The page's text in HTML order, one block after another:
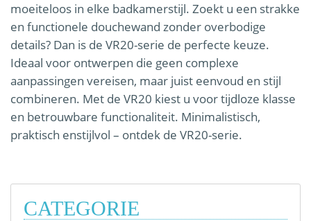
moeiteloos in elke badkamerstijl. Zoekt u een strakke
en functionele douchewand zonder overbodige
details? Dan is de VR20-serie de perfecte keuze.
Ideaal voor ontwerpen die geen complexe
aanpassingen vereisen, maar juist eenvoud en stijl
combineren. Met de VR20 kiest u voor tijdloze klasse
en betrouwbare functionaliteit. Minimalistisch,
praktisch enstijlvol – ontdek de VR20-serie.
CATEGORIE